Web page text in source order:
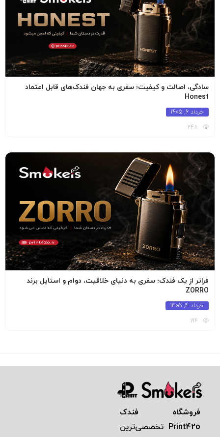
سادگی، اصالت و کیفیت؛ سفری به جهان فندک‌های قابل اعتماد
Honest
خرداد 6, 1405
فراتر از یک فندک؛ سفری به دنیای خلاقیت، دوام و استایل برند
ZORRO
خرداد 4, 1405
فروشگاه فندک
Print42o تخصصی‌ترين